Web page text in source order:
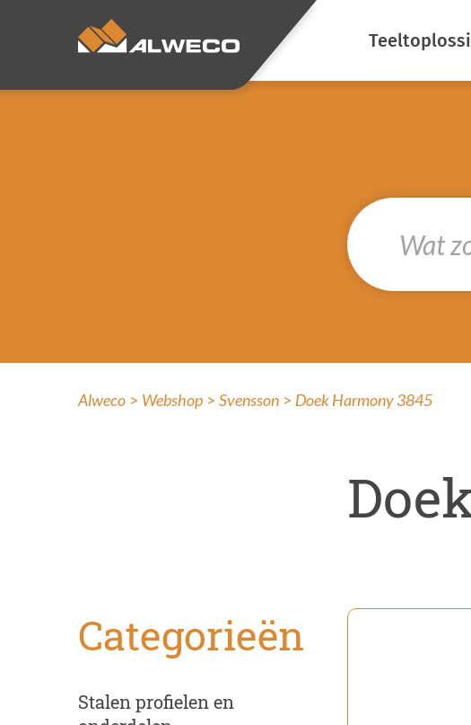
Voorkom
Alweco Webshop Svensson Doek Harmony 3845
Categorieën
Stalen profielen en